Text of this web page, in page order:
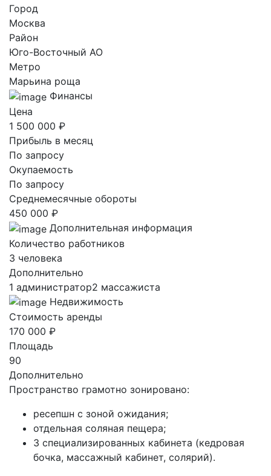
Город
Москва
Район
Юго-Восточный AO
Метро
Марьина роща
Финансы
Цена
1 500 000 ₽
Прибыль в месяц
По запросу
Окупаемость
По запросу
Среднемесячные обороты
450 000 ₽
Дополнительная информация
Количество работников
3 человека
Дополнительно
1 администратор2 массажиста
Недвижимость
Стоимость аренды
170 000 ₽
Площадь
90
Дополнительно
Пространство грамотно зонировано:
ресепшн с зоной ожидания;
отдельная соляная пещера;
3 специализированных кабинета (кедровая
бочка, массажный кабинет, солярий).